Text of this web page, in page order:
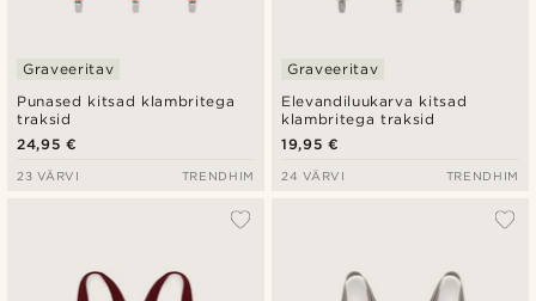
Punased kitsad klambritega
traksid
Graveeritav
24,95 €
23 VÄRVI TRENDHIM
Elevandiluukarva kitsad
klambritega traksid
Graveeritav
19,95 €
24 VÄRVI TRENDHIM